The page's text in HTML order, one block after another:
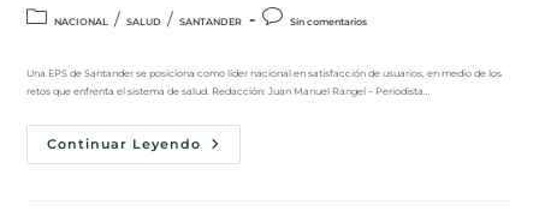
NACIONAL / SALUD / SANTANDER Sin comentarios
Una EPS de Santander se posiciona como líder nacional en satisfacción de usuarios, en medio de los
retos que enfrenta el sistema de salud. Redacción: Juan Manuel Rangel – Periodista…
Continuar Leyendo